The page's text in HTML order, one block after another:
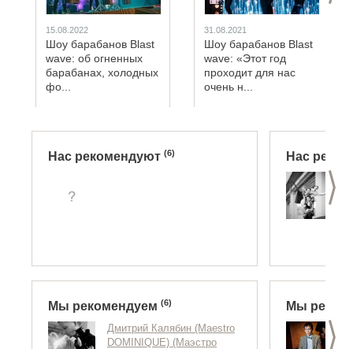
15.08.2022
Шоу барабанов Blast
wavе: об огненных
барабанах, холодных
фо...
31.08.2021
Шоу барабанов Blast
wave: «Этот год
проходит для нас
очень н...
>
Нас рекомендуют (6) Нас
>
Мы рекомендуем (6)
Дмитрий Калябин (Maestro
DOMINIQUE) (Маэстро
Мы